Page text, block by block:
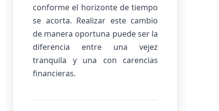
conforme el horizonte de tiempo
se acorta. Realizar este cambio
de manera oportuna puede ser la
diferencia entre una vejez
tranquila y una con carencias
financieras.